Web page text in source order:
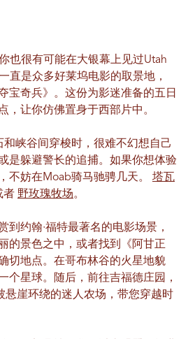
也很有可能在大银幕上见过Utah
直是众多好莱坞电影的取景地，
宝奇兵》。这份为影迷准备的五日
，让你仿佛置身于西部片中。
峡谷间穿梭时，很难不幻想自己
是躲避警长的追捕。如果你想体验
不妨在Moab骑马驰骋几天。 塔瓦
者 野玫瑰牧场。
到约翰·福特最著名的电影场景，
的景色之中，或者找到《阿甘正
切地点。在哥布林谷的火星地貌
个星球。随后，前往吉福德庄园，
悬崖环绕的迷人农场，带您穿越时